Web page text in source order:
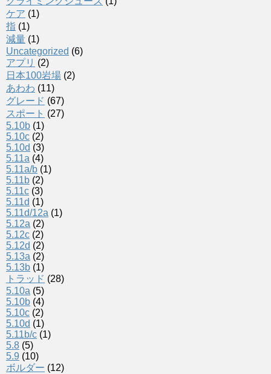
ケア (1)
指 (1)
減量 (1)
Uncategorized (6)
アプリ (2)
日本100岩場 (2)
あわわ (11)
グレード (67)
スポート (27)
5.10b (1)
5.10c (2)
5.10d (3)
5.11a (4)
5.11a/b (1)
5.11b (2)
5.11c (3)
5.11d (1)
5.11d/12a (1)
5.12a (2)
5.12c (2)
5.12d (2)
5.13a (2)
5.13b (1)
トラッド (28)
5.10a (5)
5.10b (4)
5.10c (2)
5.10d (1)
5.11b/c (1)
5.8 (5)
5.9 (10)
ボルダー (12)